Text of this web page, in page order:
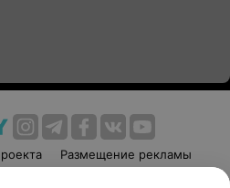
Размещение рекламы